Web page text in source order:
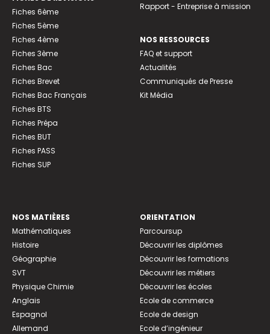
Fiches 6ème
Fiches 5ème
Fiches 4ème
Fiches 3ème
Fiches Bac
Fiches Brevet
Fiches Bac Français
Fiches BTS
Fiches Prépa
Fiches BUT
Fiches PASS
Fiches SUP
Rapport - Entreprise à mission
NOS RESSOURCES
FAQ et support
Actualités
Communiqués de Presse
Kit Média
NOS MATIÈRES
Mathématiques
Histoire
Géographie
SVT
Physique Chimie
Anglais
Espagnol
Allemand
ORIENTATION
Parcoursup
Découvrir les diplômes
Découvrir les formations
Découvrir les métiers
Découvrir les écoles
Ecole de commerce
Ecole de design
Ecole d’ingénieur